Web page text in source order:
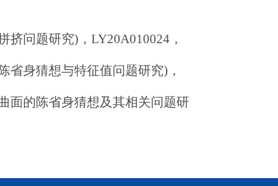
问题研究)，LY20A010024，
省身猜想与特征值问题研究)，
面的陈省身猜想及其相关问题研